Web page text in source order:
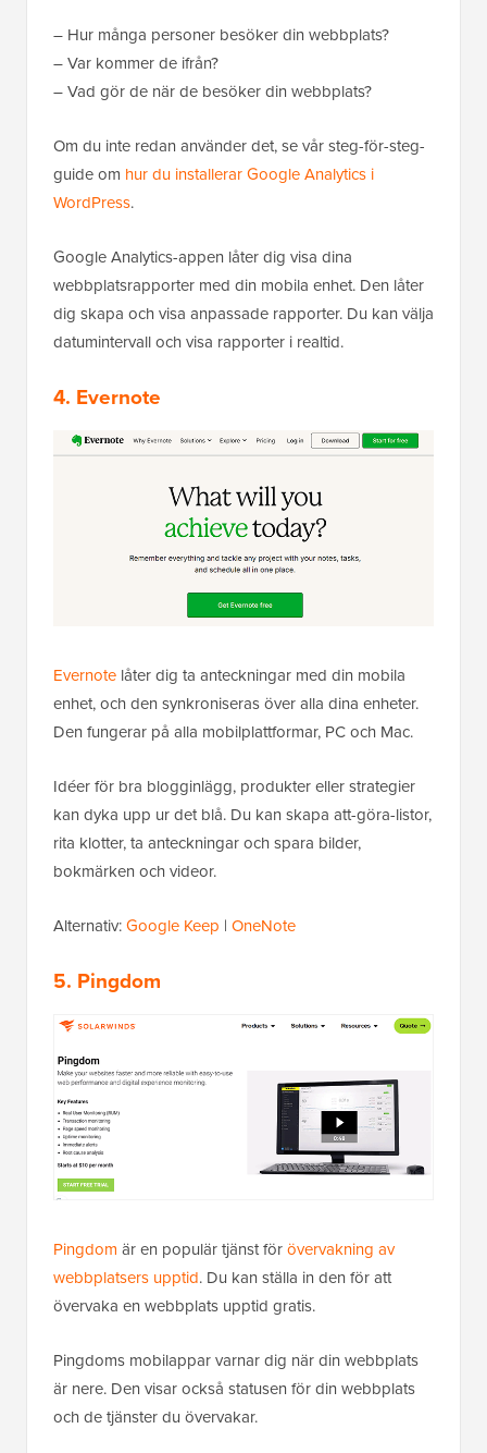
– Hur många personer besöker din webbplats?
– Var kommer de ifrån?
– Vad gör de när de besöker din webbplats?
Om du inte redan använder det, se vår steg-för-steg-
guide om hur du installerar Google Analytics i
WordPress.
Google Analytics-appen låter dig visa dina
webbplatsrapporter med din mobila enhet. Den låter
dig skapa och visa anpassade rapporter. Du kan välja
datumintervall och visa rapporter i realtid.
4. Evernote
Evernote låter dig ta anteckningar med din mobila
enhet, och den synkroniseras över alla dina enheter.
Den fungerar på alla mobilplattformar, PC och Mac.
Idéer för bra blogginlägg, produkter eller strategier
kan dyka upp ur det blå. Du kan skapa att-göra-listor,
rita klotter, ta anteckningar och spara bilder,
bokmärken och videor.
Alternativ:Google Keep | OneNote
5. Pingdom
Pingdom är en populär tjänst förövervakning av
webbplatsers upptid. Du kan ställa in den för att
övervaka en webbplats upptid gratis.
Pingdoms mobilappar varnar dig när din webbplats
är nere. Den visar också statusen för din webbplats
och de tjänster du övervakar.